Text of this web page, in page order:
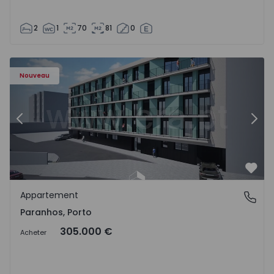
2 1 70 81 0
Nouveau
Appartement T1 Porto, Paranhos - 1575706 - 8
Précédent
Paranhos, Porto
Appartement
Paranhos, Porto
Acheter 305.000 €